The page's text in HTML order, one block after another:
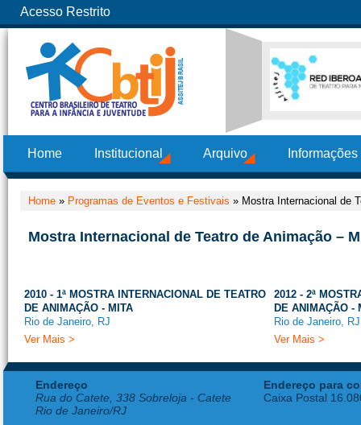
Acesso Restrito
Home Institucional Arquivo
Home » Programas de Eventos e Festivais » Mostra Internacional de
Mostra Internacional de Teatro de Animação –
2010 - 1ª MOSTRA INTERNACIONAL DE TEATRO
DE ANIMAÇÃO - MITA
Rio de Janeiro, RJ
Ver Mais >
2012 - 2ª
DE ANIMAÇÃO -
Rio de Janeiro, RJ
Ver Mais >
Endereço
Rua do Catete, 338 Sobreloja - Catete
Rio de Janeiro/RJ
Endereço para
Caixa Postal